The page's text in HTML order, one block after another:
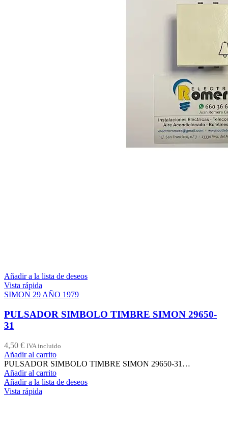
Añadir a la lista de deseos
Vista rápida
SIMON 29 AÑO 1979
PULSADOR SIMBOLO TIMBRE SIMON 29650-
31
4,50 € IVA incluido
Añadir al carrito
PULSADOR SIMBOLO TIMBRE SIMON 29650-31…
Añadir al carrito
Añadir a la lista de deseos
Vista rápida